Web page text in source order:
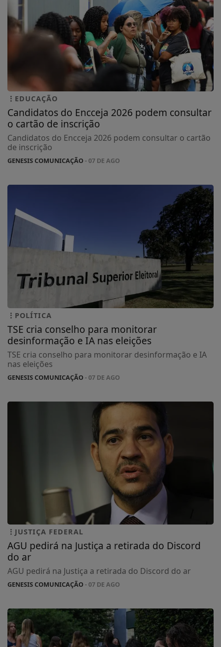
EDUCAÇÃO
Candidatos do Encceja 2026 podem consultar
o cartão de inscrição
Candidatos do Encceja 2026 podem consultar o cartão
de inscrição
GENESIS COMUNICAÇÃO- 07 DE AGO
POLÍTICA
TSE cria conselho para monitorar
desinformação e IA nas eleições
TSE cria conselho para monitorar desinformação e IA
nas eleições
GENESIS COMUNICAÇÃO- 07 DE AGO
JUSTIÇA FEDERAL
AGU pedirá na Justiça a retirada do Discord
do ar
AGU pedirá na Justiça a retirada do Discord do ar
GENESIS COMUNICAÇÃO- 07 DE AGO